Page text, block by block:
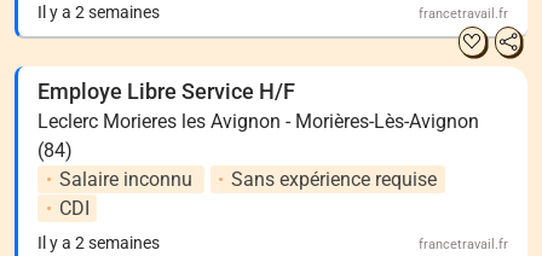
Il y a 2 semaines francetravail.fr
Employe Libre Service H/F
Leclerc Morieres les Avignon - Morières-Lès-Avignon
(84)
Salaire inconnu
Sans expérience requise
CDI
Il y a 2 semaines francetravail.fr